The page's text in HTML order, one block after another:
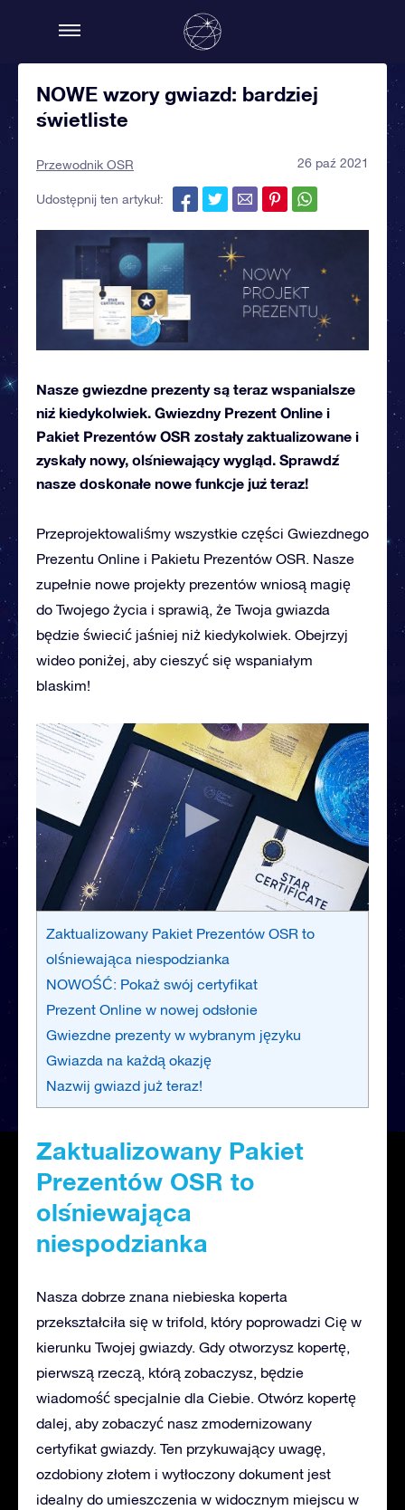
NOWE wzory gwiazd: bardziej
świetliste
Przewodnik OSR 26 paź 2021
Udostępnij ten artykuł:
Nasze gwiezdne prezenty są teraz wspanialsze
niż kiedykolwiek. Gwiezdny Prezent Online i
Pakiet Prezentów OSR zostały zaktualizowane i
zyskały nowy, olśniewający wygląd. Sprawdź
nasze doskonałe nowe funkcje już teraz!
Przeprojektowaliśmy wszystkie części Gwiezdnego
Prezentu Online i Pakietu Prezentów OSR. Nasze
zupełnie nowe projekty prezentów wniosą magię
do Twojego życia i sprawią, że Twoja gwiazda
będzie świecić jaśniej niż kiedykolwiek. Obejrzyj
wideo poniżej, aby cieszyć się wspaniałym
blaskim!
Zaktualizowany Pakiet Prezentów OSR to
olśniewająca niespodzianka
NOWOŚĆ: Pokaż swój certyfikat
Prezent Online w nowej odsłonie
Gwiezdne prezenty w wybranym języku
Gwiazda na każdą okazję
Nazwij gwiazd już teraz!
Zaktualizowany Pakiet
Prezentów OSR to
olśniewająca
niespodzianka
Nasza dobrze znana niebieska koperta
przekształciła się w trifold, który poprowadzi Cię w
kierunku Twojej gwiazdy. Gdy otworzysz kopertę,
pierwszą rzeczą, którą zobaczysz, będzie
wiadomość specjalnie dla Ciebie. Otwórz kopertę
dalej, aby zobaczyć nasz zmodernizowany
certyfikat gwiazdy. Ten przykuwający uwagę,
ozdobiony złotem i wytłoczony dokument jest
idealny do umieszczenia w widocznym miejscu w